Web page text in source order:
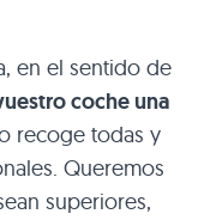
en el sentido de
coche una
recoge todas y
Queremos
superiores,